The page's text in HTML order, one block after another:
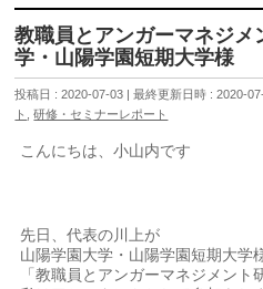
教職員とアンガーマネジメ
学・山陽学園短期大学様
投稿日 : 2020-07-03 最終更新日時 : 2020-
ト
,研修・セミナーレポート
こんにちは、小山内です
先日、代表の川上が
山陽学園大学・ 山陽学園短期大学
「教職員とアンガーマネジメント